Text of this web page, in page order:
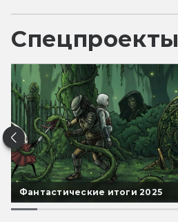
Спецпроекты
Фантастические итоги 2025